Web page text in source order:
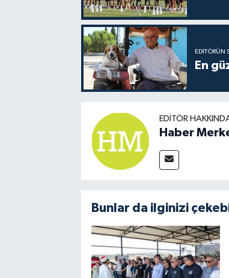
EDITÖRÜN
En
EDITÖR
Haber
Bunlar da ilginizi